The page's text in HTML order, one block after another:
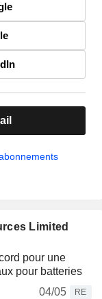
Limited
pour une
pour batteries
04/05
RE